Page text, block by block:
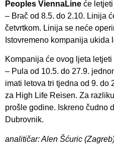
Peoples ViennaLine će
– Brač od 8.5. do 2.10. Linija
četvrtkom. Linija se neće
Istovremeno kompanija ukida
Kompanija će ovog ljeta
– Pula od 10.5. do 27.9.
imati letova tri tjedna od 9. do
za High Life Reisen. Za
prošle godine. Iskreno čudno
Dubrovnik.
analitičar: Alen Šćuric